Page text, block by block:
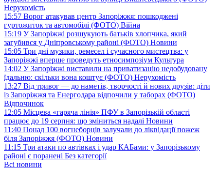
Нерухомість
15:57 Ворог атакував центр Запоріжжя: пошкоджені
гуртожиток та автомобілі (ФОТО) Війна
15:19 У Запоріжжі розшукують батьків хлопчика, який
загубився у Дніпровському районі (ФОТО) Новини
15:05 Три дні музики, ремесел і сучасного мистецтва: у
Запоріжжі вперше проведуть етносимпозіум Культура
14:02 У Запоріжжі виставили на приватизацію недобудовану
їдальню: скільки вона коштує (ФОТО) Нерухомість
13:27 Від тривог — до наметів, творчості й нових друзів: діти
із Запоріжжя та Енергодара відпочили у таборах (ФОТО)
Відпочинок
12:05 Місцева «гаряча лінія» ПФУ в Запорізькій області
працює до 19 серпня: що зміниться надалі Новини
11:40 Понад 100 вогнеборців залучали до ліквідації пожеж
біля Запоріжжя (ФОТО) Новини
11:15 Три атаки по автівках і удар КАБами: у Запорізькому
районі є поранені Без категорії
Всі новини